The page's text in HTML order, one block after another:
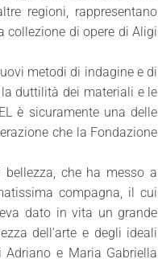
regioni, rappresentano
collezione di opere di Aligi
metodi di indagine e di
la duttilità dei materiali e le
è sicuramente una delle
che la Fondazione
bellezza, che ha messo a
compagna, il cui
dato in vita un grande
dell’arte e degli ideali
e Maria Gabriella